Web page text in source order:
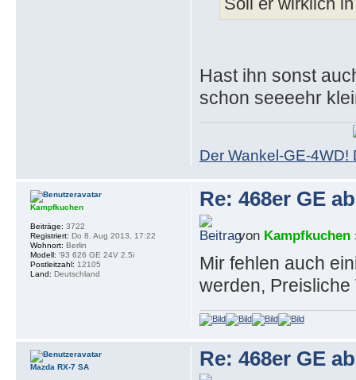
Hast ihn sonst
schon seeeehr
Der Wankel-GE-4WD!
Re: 468er GE
von Kampfkuchen
Mir fehlen auch
werden,
Kampfkuchen
Beiträge: 3722
Registriert: Do 8. Aug 2013, 17:22
Wohnort: Berlin
Modell: '93 626 GE 24V 2.5i
Postleitzahl: 12105
Land: Deutschland
Re: 468er GE
Mazda RX-7 SA